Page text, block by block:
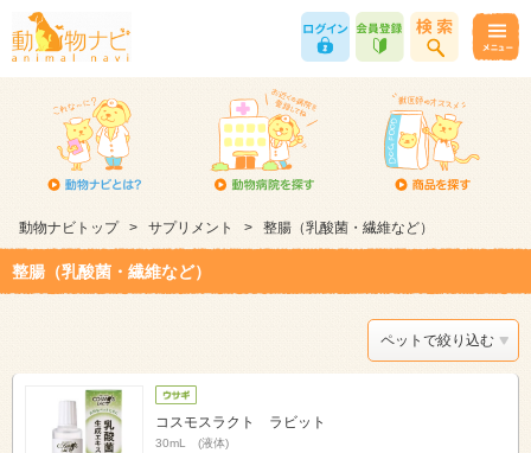
動物ナビトップ > サプリメント > 整腸（乳酸菌・繊維など）
整腸（乳酸菌・繊維など）
ペットで絞り込む
コスモスラクト ラビット
30mL (液体)